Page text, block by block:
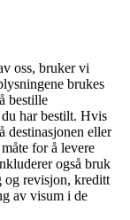
oss, bruker vi
brukes
bestille
har bestilt. Hvis
destinasjonen eller
for å levere
også bruk
og revisjon, kreditt
av visum i de